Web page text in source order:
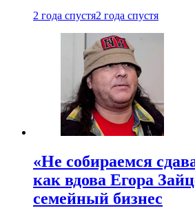
2 года спустя2 года спустя
«Не собираемся
как вдова Егора
семейный бизнес